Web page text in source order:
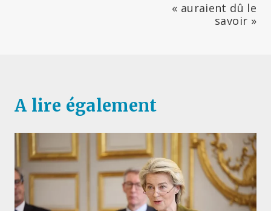
« auraient dû le
savoir »
A lire également